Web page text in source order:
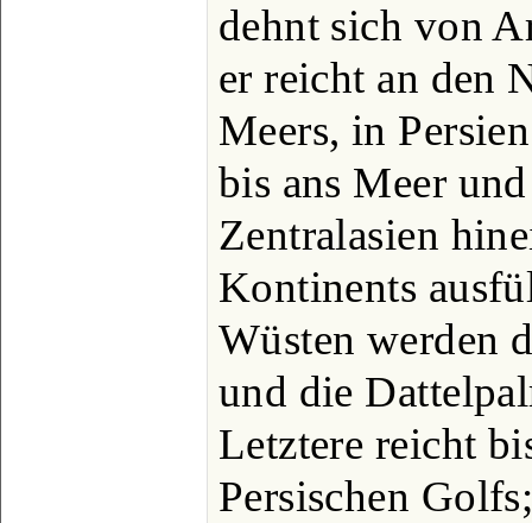
dehnt sich von
er reicht an den
Meers, in
bis ans Meer
Zentralasien
Kontinents
Wüsten werden
und die
Letztere reicht
Persischen